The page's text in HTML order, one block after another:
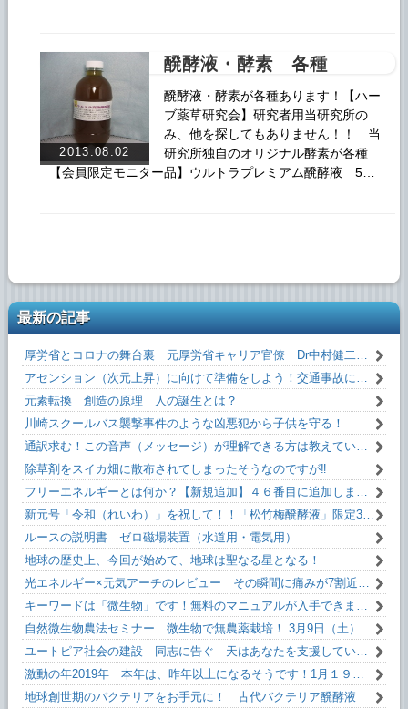
2013.08.02
醗酵液・酵素 各種
醗酵液・酵素が各種あります！【ハー
ブ薬草研究会】研究者用当研究所の
み、他を探してもありません！！ 当
研究所独自のオリジナル酵素が各種
【会員限定モニター品】ウルトラプレミアム醗酵液 5…
最新の記事
厚労省とコロナの舞台裏 元厚労省キャリア官僚 Dr中村健二 氏 闇を暴露！
アセンション（次元上昇）に向けて準備をしよう！交通事故にあわない方法！！
元素転換 創造の原理 人の誕生とは？
川崎スクールバス襲撃事件のような凶悪犯から子供を守る！
通訳求む！この音声（メッセージ）が理解できる方は教えていただけるとうれしいです！
除草剤をスイカ畑に散布されてしまったそうなのですが‼
フリーエネルギーとは何か？【新規追加】４６番目に追加しました！無料です！
新元号「令和（れいわ）」を祝して！！「松竹梅醗酵液」限定35本。
ルースの説明書 ゼロ磁場装置（水道用・電気用）
地球の歴史上、今回が始めて、地球は聖なる星となる！
光エネルギー×元気アーチのレビュー その瞬間に痛みが7割近く減った！
キーワードは「微生物」です！無料のマニュアルが入手できます。
自然微生物農法セミナー 微生物で無農薬栽培！ 3月9日（土）13:10～
ユートピア社会の建設 同志に告ぐ 天はあなたを支援しています！
激動の年2019年 本年は、昨年以上になるそうです！1月１９日(土)13:10～
地球創世期のバクテリアをお手元に！ 古代バクテリア醗酵液